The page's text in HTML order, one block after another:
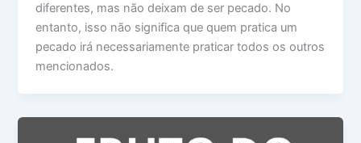
diferentes, mas não deixam de ser pecado. No
entanto, isso não significa que quem pratica um
pecado irá necessariamente praticar todos os outros
mencionados.